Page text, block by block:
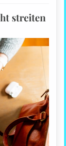
streiten